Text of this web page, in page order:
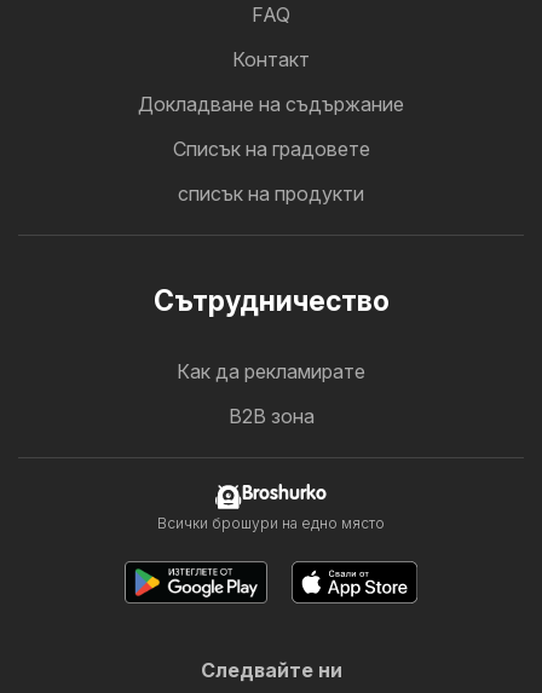
FAQ
Контакт
Докладване на съдържание
Cписък на градовете
списък на продукти
Cътрудничество
Как да рекламирате
B2B зона
Broshurko
Всички брошури на едно място
Следвайте ни